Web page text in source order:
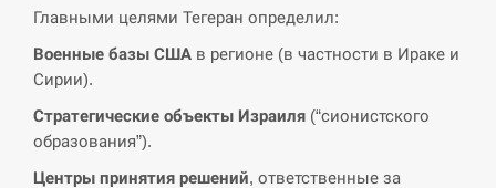
У Румунії затоплять чотири баржі для
збільшення потоку води до…
В Москве пожаловались на “кратный
рост” атак дронов Украины
Главными целями Тегеран определил:
Военные базы США в регионе (в частности в Ираке и
Сирии).
Стратегические объекты Израиля (“сионистского
образования”).
Центры принятия решений, ответственные за